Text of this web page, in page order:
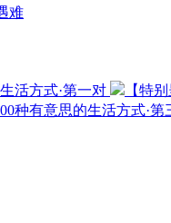
难
活方式·第一对 【特
种有意思的生活方式·第